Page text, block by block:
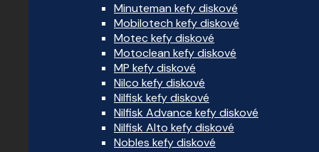
Minuteman kefy diskové
Mobilotech kefy diskové
Motec kefy diskové
Motoclean kefy diskové
MP kefy diskové
Nilco kefy diskové
Nilfisk kefy diskové
Nilfisk Advance kefy diskové
Nilfisk Alto kefy diskové
Nobles kefy diskové